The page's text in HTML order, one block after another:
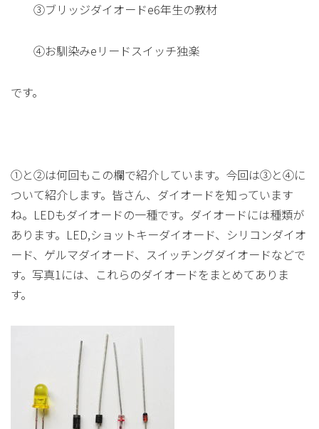
③ブリッジダイオードe6年生の教材
④お馴染みeリードスイッチ独楽
です。
①と②は何回もこの欄で紹介しています。今回は③と④に
ついて紹介します。皆さん、ダイオードを知っています
ね。LEDもダイオードの一種です。ダイオードには種類が
あります。LED,ショットキーダイオード、シリコンダイオ
ード、ゲルマダイオード、スイッチングダイオードなどで
す。写真1には、これらのダイオードをまとめてありま
す。